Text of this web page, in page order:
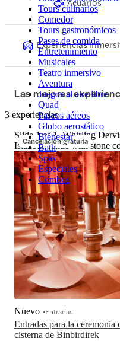
Tours culinarios
Comedor
Tours gastronómicos
Pases de comida
Entretenimiento
Musicales
Teatro inmersivo
Aventura
Juegos al aire libre
Quad
Paseos aéreos
Globo aerostático
Bienestar
Bath
Spas
Especiales
Combos
Experiencias
Las mejores
3 experiencias
Cancelación gratuita
Slide 1 of 1, Whirling
Istanbul venue with stone
Entradas para la ceremonia
cisterna de Binbirdirek
Nuevo Entradas